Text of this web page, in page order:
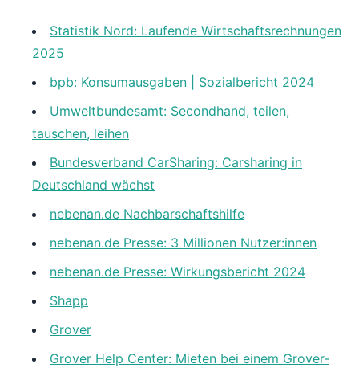
Statistik Nord: Laufende Wirtschaftsrechnungen
2025
bpb: Konsumausgaben | Sozialbericht 2024
Umweltbundesamt: Secondhand, teilen,
tauschen, leihen
Bundesverband CarSharing: Carsharing in
Deutschland wächst
nebenan.de Nachbarschaftshilfe
nebenan.de Presse: 3 Millionen Nutzer:innen
nebenan.de Presse: Wirkungsbericht 2024
Shapp
Grover
Grover Help Center: Mieten bei einem Grover-